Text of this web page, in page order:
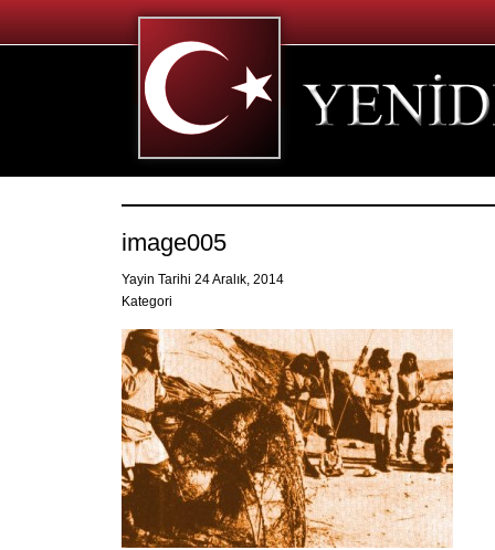
image005
Yayin Tarihi 24 Aralık, 2014
Kategori